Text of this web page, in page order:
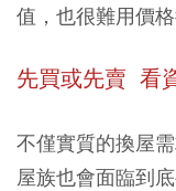
值，也很難用價格
先買或先賣 看
不僅實質的換屋
屋族也會面臨到